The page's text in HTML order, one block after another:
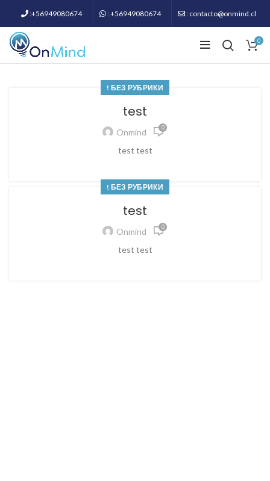
:+56949080674 : +56949080674 : contacto@onmind.cl
0
! БЕЗ РУБРИКИ
test
Onmind 0
test test
! БЕЗ РУБРИКИ
test
Onmind 0
test test